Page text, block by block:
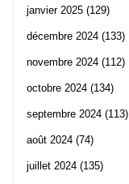
janvier 2025 (129)
décembre 2024 (133)
novembre 2024 (112)
octobre 2024 (134)
septembre 2024 (113)
août 2024 (74)
juillet 2024 (135)